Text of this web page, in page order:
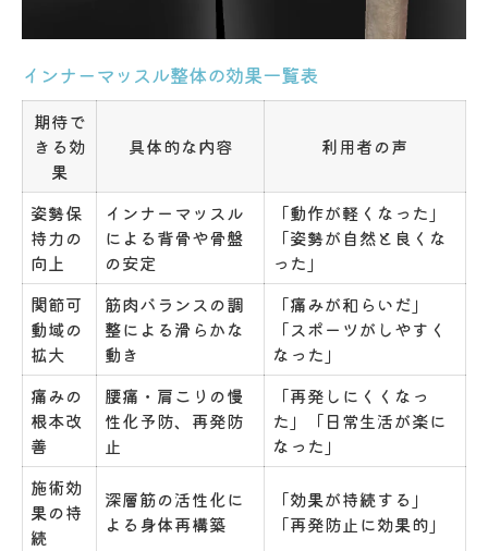
整体と日常動作の姿勢改善法
アウターマッスルと痛みの関係性早見表
整体で表層筋の過緊張を緩和する方法
痛み予防に欠かせない整体の工夫
アウターマッスル依存から脱却するには
日常を楽にする整体×インナーマッスル活用術
日常生活で役立つ整体活用方法まとめ
インナーマッスル活用で動作が快適に
整体施術後のセルフケア実践法
整体で生活負担を減らすコツ
インナーマッスル強化の簡単トレーニング
インナーマッスル整体の効果一覧表
期待で
きる効
果
具体的な内容 利用者の声
姿勢保
持力の
向上
インナーマッスル
による背骨や骨盤
の安定
「動作が軽くなった」
「姿勢が自然と良くな
った」
関節可
動域の
拡大
筋肉バランスの調
整による滑らかな
動き
「痛みが和らいだ」
「スポーツがしやすく
なった」
痛みの
根本改
善
腰痛・肩こりの慢
性化予防、再発防
止
「再発しにくくなっ
た」「日常生活が楽に
なった」
施術効
果の持
続
深層筋の活性化に
よる身体再構築
「効果が持続する」
「再発防止に効果的」